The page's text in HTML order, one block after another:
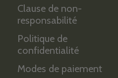
Clause de non-
responsabilité
Politique de
confidentialité
Modes de paiement